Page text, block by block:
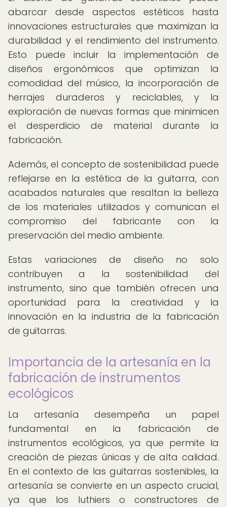
abarcar desde aspectos estéticos hasta
innovaciones estructurales que maximizan la
durabilidad y el rendimiento del instrumento.
Esto puede incluir la implementación de
diseños ergonómicos que optimizan la
comodidad del músico, la incorporación de
herrajes duraderos y reciclables, y la
exploración de nuevas formas que minimicen
el desperdicio de material durante la
fabricación.
Además, el concepto de sostenibilidad puede
reflejarse en la estética de la guitarra, con
acabados naturales que resaltan la belleza
de los materiales utilizados y comunican el
compromiso del fabricante con la
preservación del medio ambiente.
Estas variaciones de diseño no solo
contribuyen a la sostenibilidad del
instrumento, sino que también ofrecen una
oportunidad para la creatividad y la
innovación en la industria de la fabricación
de guitarras.
Importancia de la artesanía en la
fabricación de instrumentos
ecológicos
La artesanía desempeña un papel
fundamental en la fabricación de
instrumentos ecológicos, ya que permite la
creación de piezas únicas y de alta calidad.
En el contexto de las guitarras sostenibles, la
artesanía se convierte en un aspecto crucial,
ya que los luthiers o constructores de